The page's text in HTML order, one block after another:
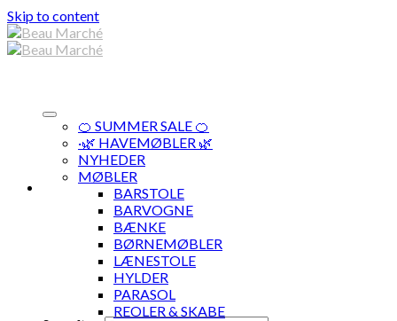
Skip to content
🍊 SUMMER SALE 🍊
·🌿 HAVEMØBLER 🌿
NYHEDER
MØBLER
BARSTOLE
BARVOGNE
BÆNKE
BØRNEMØBLER
LÆNESTOLE
HYLDER
PARASOL
REOLER & SKABE